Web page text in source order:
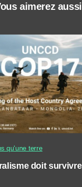
aimerez aussi
qu'une terre
doit survivre